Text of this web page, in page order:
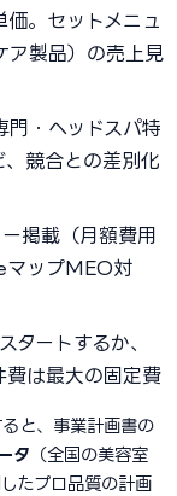
価。セットメニュ
ア製品）の売上見
門・ヘッドスパ特
競合との差別化
掲載（月額費用
ップMEO対
タートするか、
費は最大の固定費
と、事業計画書の
タ （全国の美容室
たプロ品質の計画